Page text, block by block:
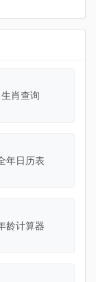
生肖查询
年日历表
龄计算器